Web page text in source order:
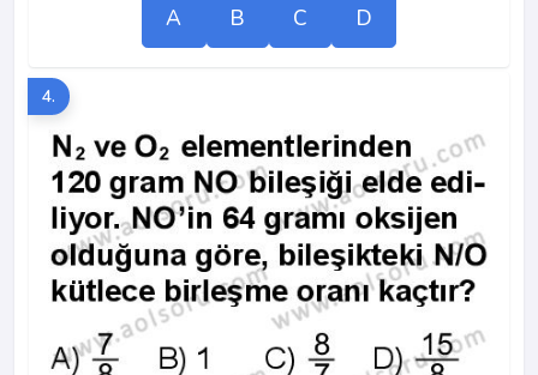
A B C D
4.